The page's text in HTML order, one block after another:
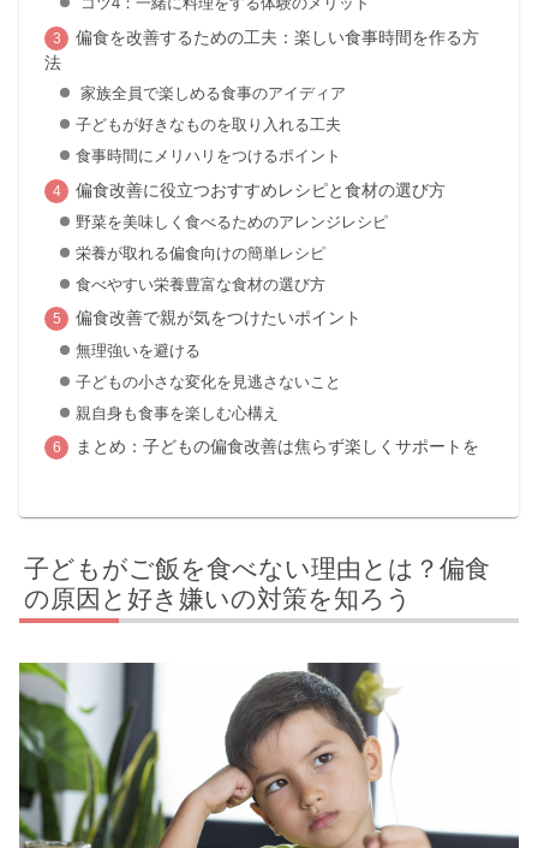
偏食を改善するための工夫：楽しい食事時間を作る方
法
家族全員で楽しめる食事のアイディア
子どもが好きなものを取り入れる工夫
食事時間にメリハリをつけるポイント
偏食改善に役立つおすすめレシピと食材の選び方
野菜を美味しく食べるためのアレンジレシピ
栄養が取れる偏食向けの簡単レシピ
食べやすい栄養豊富な食材の選び方
偏食改善で親が気をつけたいポイント
無理強いを避ける
子どもの小さな変化を見逃さないこと
親自身も食事を楽しむ心構え
まとめ：子どもの偏食改善は焦らず楽しくサポートを
子どもがご飯を食べない理由とは？偏食
の原因と好き嫌いの対策を知ろう